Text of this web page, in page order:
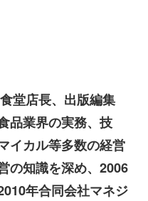
堂店長、出版編集
品業界の実務、技
イカル等多数の経営
の知識を深め、2006
年合同会社マネジ